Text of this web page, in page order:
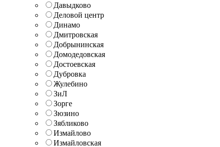
Давыдково
Деловой центр
Динамо
Дмитровская
Добрынинская
Домодедовская
Достоевская
Дубровка
Жулебино
ЗиЛ
Зорге
Зюзино
Зябликово
Измайлово
Измайловская